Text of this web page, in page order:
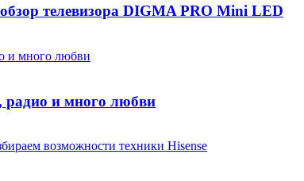
телевизора DIGMA PRO Mini LED
и много любви